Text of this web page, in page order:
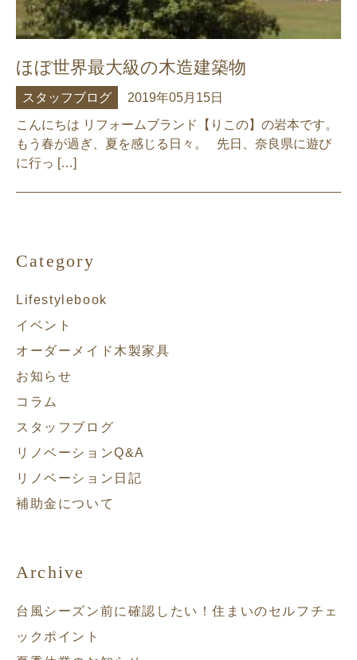
ほぼ世界最大級の木造建築物
スタッフブログ
2019年05月15日
こんにちは リフォームブランド【りこの】の岩本です。
もう春が過ぎ、夏を感じる日々。 先日、奈良県に遊び
に行っ […]
Category
Lifestylebook
イベント
オーダーメイド木製家具
お知らせ
コラム
スタッフブログ
リノベーションQ&A
リノベーション日記
補助金について
Archive
台風シーズン前に確認したい！住まいのセルフチェ
ックポイント